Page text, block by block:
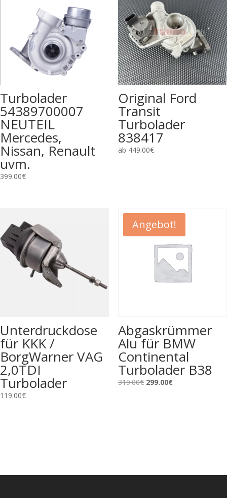
Turbolader
54389700007
NEUTEIL
Mercedes,
Nissan, Renault
uvm.
399.00€
Original Ford
Transit
Turbolader
838417
ab 449.00€
Unterdruckdose
für KKK /
BorgWarner VAG
2,0TDI
Turbolader
119.00€
Angebot!
Abgaskrümmer
Alu für BMW
Continental
Turbolader B38
319.00€ Ursprünglicher
299.00€Aktueller